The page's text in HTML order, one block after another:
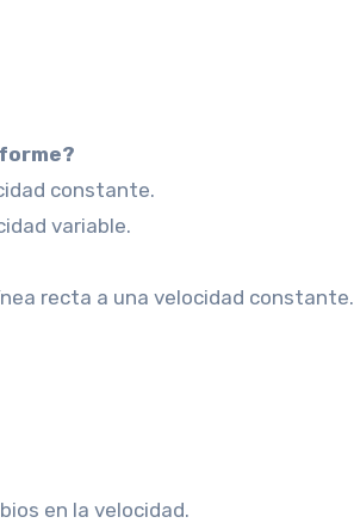
constante.
variable.
recta a una velocidad constante.
en la velocidad.